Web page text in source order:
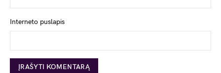
Interneto puslapis